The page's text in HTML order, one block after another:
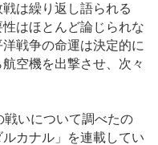
は繰り返し語られる
はほとんど論じられな
戦争の命運は決定的に
空機を出撃させ、次々
いについて調べたの
カナル」を連載してい